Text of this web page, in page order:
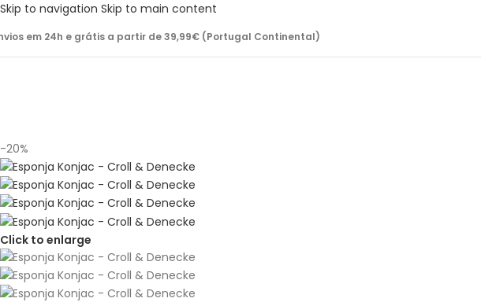
Skip to navigation Skip to main content
em 24h e grátis a partir de 39,99€ (Portugal Continental)
-20%
Click to enlarge